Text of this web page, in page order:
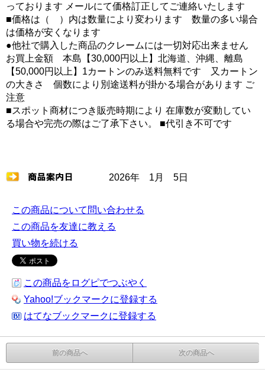
っております メールにて価格訂正してご連絡いたします
■価格は（ ）内は数量により変わります 数量の多い場合
は価格が安くなります
●他社で購入した商品のクレームには一切対応出来ません
お買上金額 本島【30,000円以上】北海道、沖縄、離島
【50,000円以上】1カートンのみ送料無料です 又カートン
の大きさ 個数により別途送料が掛かる場合があります ご
注意
■スポット商材につき販売時期により 在庫数が変動してい
る場合や完売の際はご了承下さい。 ■代引き不可です
2026年 1月 5日
この商品について問い合わせる
この商品を友達に教える
買い物を続ける
この商品をログピでつぶやく
Yahoo!ブックマークに登録する
はてなブックマークに登録する
前の商品へ 次の商品へ